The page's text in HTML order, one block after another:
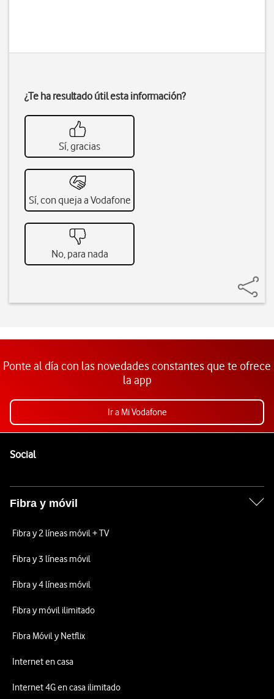
¿Te ha resultado útil esta información?
Sí, gracias
Sí, con queja a Vodafone
No, para nada
Ponte al día con las novedades constantes que te ofrece
la app
Ir a Mi Vodafone
SocialEnlaces a las redes sociales de Vodafone
Fibra y móvil
Fibra y 2 líneas móvil + TV
Fibra y 3 líneas móvil
Fibra y 4 líneas móvil
Fibra y móvil ilimitado
Fibra Móvil y Netflix
Internet en casa
Internet 4G en casa ilimitado